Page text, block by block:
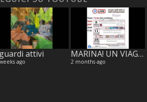
attivi
ago
MARINA! UN VIAGGIO NELLA PERFORMANCE ART DI MARINA ABRAMOVIC, di Jennifer Celani.
2 months ago